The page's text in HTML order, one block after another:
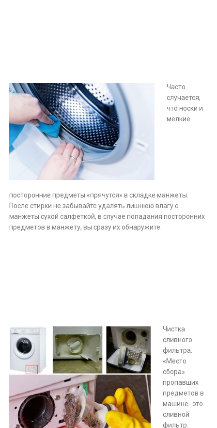
Часто
случается,
что носки и
мелкие
посторонние предметы «прячутся» в складке манжеты.
После стирки не забывайте удалять лишнюю влагу с
манжеты сухой салфеткой, в случае попадания посторонних
предметов в манжету, вы сразу их обнаружите.
Чистка
сливного
фильтра.
«Место
сбора»
пропавших
предметов в
машине- это
сливной
фильтр.